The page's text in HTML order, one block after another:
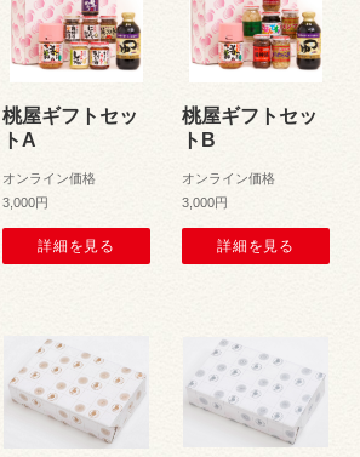
桃屋ギフトセッ
トA
オンライン価格
3,000円
詳細を見る
桃屋ギフトセッ
トB
オンライン価格
3,000円
詳細を見る